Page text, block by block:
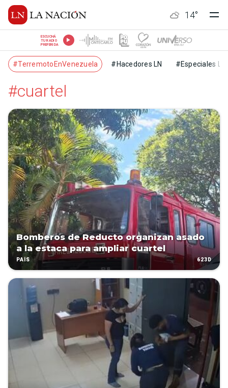
14°
ESCUCHÁ
TU RADIO
PREFERIDA
#TerremotoEnVenezuela #Hacedores LN #Especiales LN
#cuartel
Bomberos de Reducto organizan asado
a la estaca para ampliar cuartel
PAÍS 623D